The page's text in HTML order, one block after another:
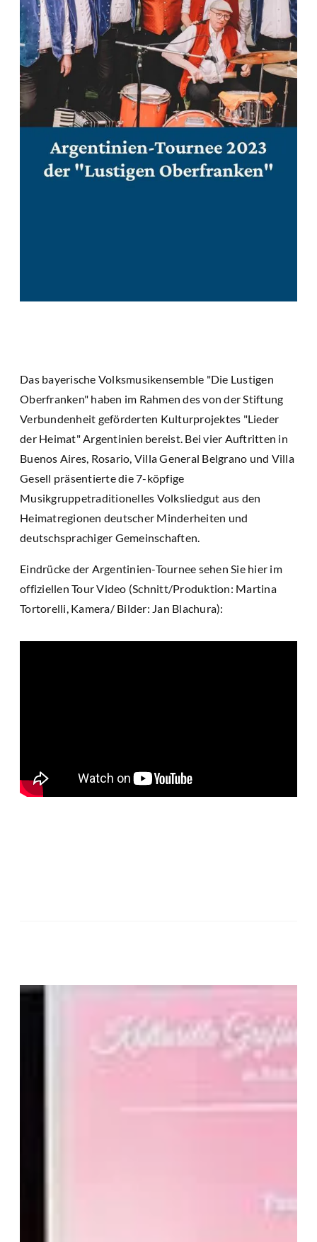
Das bayerische Volksmusikensemble "Die Lustigen
Oberfranken" haben im Rahmen des von der Stiftung
Verbundenheit geförderten Kulturprojektes "Lieder
der Heimat" Argentinien bereist. Bei vier Auftritten in
Buenos Aires, Rosario, Villa General Belgrano und Villa
Gesell präsentierte die 7-köpfige
Musikgruppetraditionelles Volksliedgut aus den
Heimatregionen deutscher Minderheiten und
deutschsprachiger Gemeinschaften.
Eindrücke der Argentinien-Tournee sehen Sie hier im
offiziellen Tour Video (Schnitt/Produktion: Martina
Tortorelli, Kamera/ Bilder: Jan Blachura):